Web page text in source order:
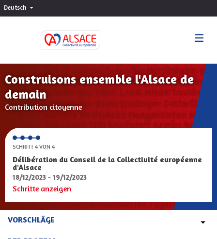
Deutsch Choisir la langue
Construisons ensemble l'Alsace de
demain
Contribution citoyenne
SCHRITT 4 VON 4
Délibération du Conseil de la Collectivité européenne
d'Alsace
18/12/2023 - 19/12/2023
Schritte anzeigen
VORSCHLÄGE